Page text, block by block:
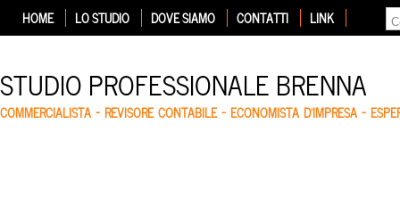
HOME LO STUDIO DOVE SIAMO CONTATTI LINK
STUDIO PROFESSIONALE BRENNA
COMMERCIALISTA – REVISORE CONTABILE – ECONOMISTA D'IMPRESA –